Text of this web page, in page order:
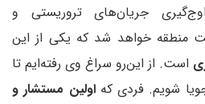
جریان‌های تروریستی و
منطقه خواهد شد که یکی از این
است. از این‌رو سراغ وی رفته‌ایم تا
جویا شویم. فردی کهاولین مستشار و